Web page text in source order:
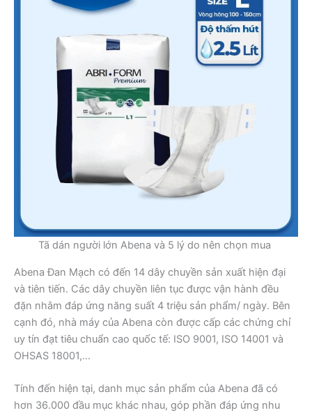
Tã dán người lớn Abena và 5 lý do nên chọn mua
Abena Đan Mạch có đến 14 dây chuyền sản xuất hiện đại
và tiên tiến. Các dây chuyền liên tục được vận hành đều
đặn nhằm đáp ứng năng suất 4 triệu sản phẩm/ ngày. Bên
cạnh đó, nhà máy của Abena còn được cấp các chứng chỉ
uy tín đạt tiêu chuẩn cao quốc tế: ISO 9001, ISO 14001 và
OHSAS 18001,…
Tính đến hiện tại, danh mục sản phẩm của Abena đã có
hơn 36.000 đầu mục khác nhau, góp phần đáp ứng nhu